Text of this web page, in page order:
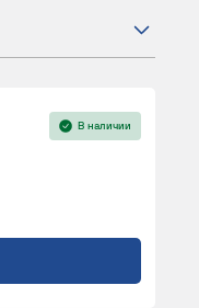
В наличии